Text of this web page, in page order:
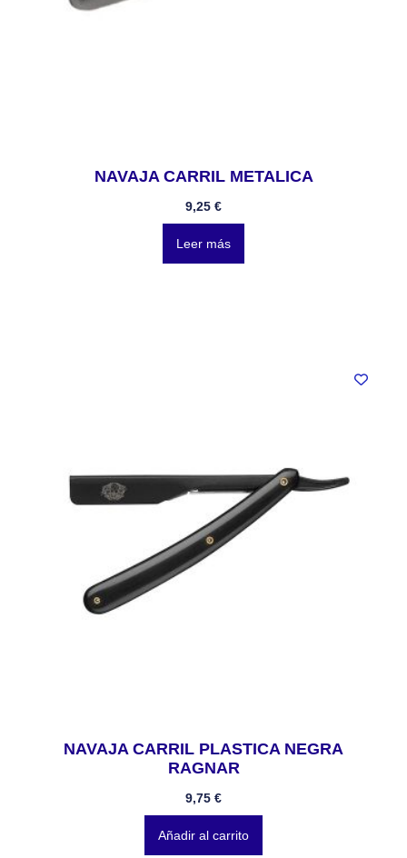
NAVAJA CARRIL METALICA
9,25 €
Leer más
NAVAJA CARRIL PLASTICA NEGRA
RAGNAR
9,75 €
Añadir al carrito